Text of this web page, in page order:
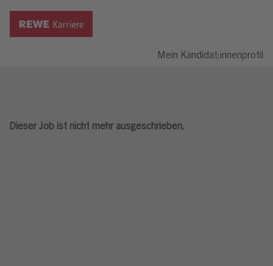
Mein Kandidat:innenprofil
Dieser Job ist nicht mehr ausgeschrieben.